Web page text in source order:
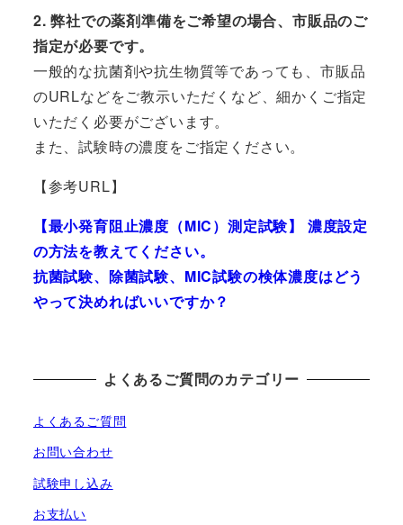
2. 弊社での薬剤準備をご希望の場合、市販品のご
指定が必要です。
一般的な抗菌剤や抗生物質等であっても、市販品
のURLなどをご教示いただくなど、細かくご指定
いただく必要がございます。
また、試験時の濃度をご指定ください。
【参考URL】
【最小発育阻止濃度（MIC）測定試験】 濃度設定
の方法を教えてください。
抗菌試験、除菌試験、MIC試験の検体濃度はどう
やって決めればいいですか？
よくあるご質問のカテゴリー
よくあるご質問
お問い合わせ
試験申し込み
お支払い